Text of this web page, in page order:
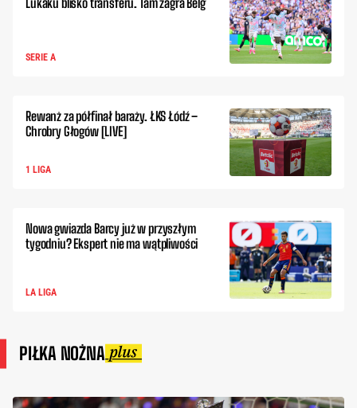
Lukaku blisko transferu. Tam zagra Belg
SERIE A
Rewanż za półfinał baraży. ŁKS Łódź –
Chrobry Głogów [LIVE]
1 LIGA
Nowa gwiazda Barcy już w przyszłym
tygodniu? Ekspert nie ma wątpliwości
LA LIGA
PIŁKA NOŻNA